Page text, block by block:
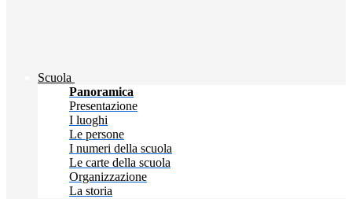
Scuola
Panoramica
Presentazione
I luoghi
Le persone
I numeri della scuola
Le carte della scuola
Organizzazione
La storia